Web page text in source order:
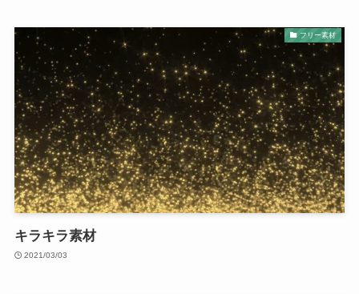
フリー素材
キラキラ素材
2021/03/03